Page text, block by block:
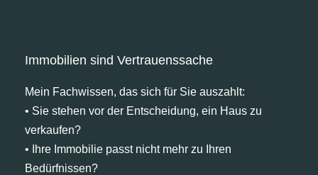
Immobilien sind Vertrauenssache
Mein Fachwissen, das sich für Sie auszahlt:
• Sie stehen vor der Entscheidung, ein Haus zu
verkaufen?
• Ihre Immobilie passt nicht mehr zu Ihren
Bedürfnissen?